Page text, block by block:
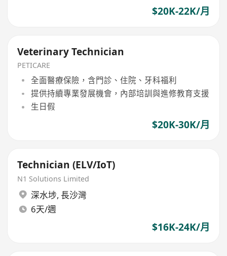
$20K-22K/月
Veterinary Technician
PETICARE
全面醫療保險，含門診、住院、牙科福利
提供持續專業發展機會，內部培訓與進修教育支援
生日假
$20K-30K/月
Technician (ELV/IoT)
N1 Solutions Limited
深水埗, 長沙灣
6天/週
$16K-24K/月